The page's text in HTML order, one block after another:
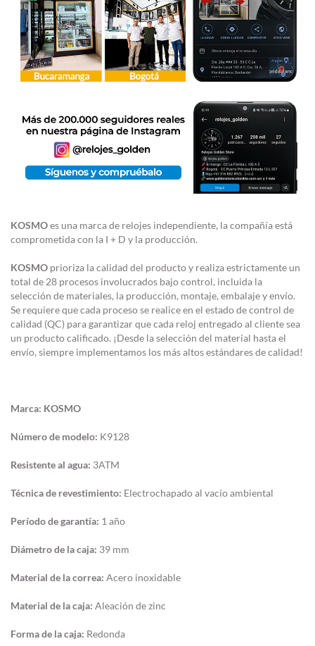
KOSMOes una marca de relojes independiente, la compañía está
comprometida con la I + D y la producción.
KOSMO prioriza la calidad del producto y realiza estrictamente un
total de 28 procesos involucrados bajo control, incluida la
selección de materiales, la producción, montaje, embalaje y envío.
Se requiere que cada proceso se realice en el estado de control de
calidad (QC) para garantizar que cada reloj entregado al cliente sea
un producto calificado. ¡Desde la selección del material hasta el
envío, siempre implementamos los más altos estándares de calidad!
Marca: KOSMO
Número de modelo: K9128
Resistente al agua: 3ATM
Técnica de revestimiento: Electrochapado al vacío ambiental
Período de garantía: 1 año
Diámetro de la caja: 39 mm
Material de la correa: Acero inoxidable
Material de la caja: Aleación de zinc
Forma de la caja: Redonda